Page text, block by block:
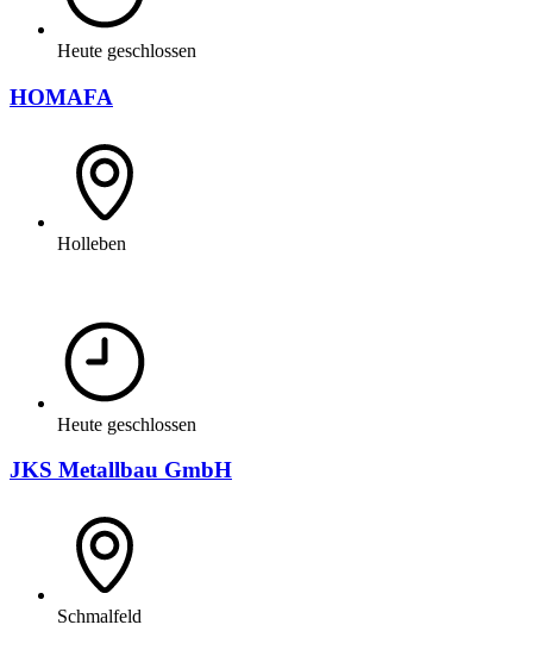
Heute geschlossen
HOMAFA
Holleben
Heute geschlossen
JKS Metallbau GmbH
Schmalfeld